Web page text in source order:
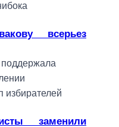
всерьез
избирателей
заменили